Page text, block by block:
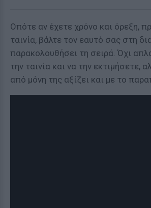
Οπότε αν έχετε χρόνο και όρεξη,
ταινία, βάλτε τον εαυτό σας στη
παρακολουθήσει τη σειρά. Όχι
την ταινία και να την εκτιμήσετε,
από μόνη της αξίζει και με το